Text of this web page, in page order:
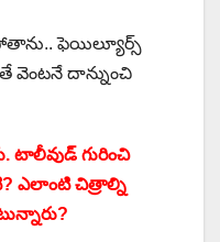
ఫెయిల్యూర్స్
దాన్నుంచి
టాలీవుడ్ గురించి
ఎలాంటి చిత్రాల్ని